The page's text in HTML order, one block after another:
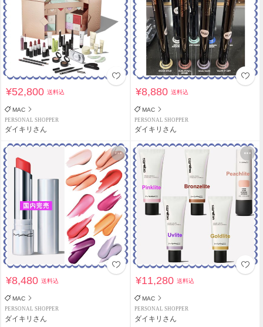
¥52,800送料込
MAC
PERSONAL SHOPPER
ダイキリさん
¥8,880送料込
MAC
PERSONAL SHOPPER
ダイキリさん
¥8,480送料込
MAC
PERSONAL SHOPPER
ダイキリさん
¥11,280送料込
MAC
PERSONAL SHOPPER
ダイキリさん